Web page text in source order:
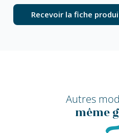
Recevoir la fiche
Autres
même